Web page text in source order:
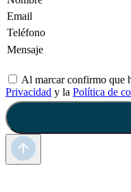
Al marcar confirmo que
Privacidad y la Política de